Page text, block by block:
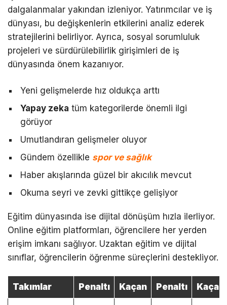
dalgalanmalar yakından izleniyor. Yatırımcılar ve iş
dünyası, bu değişkenlerin etkilerini analiz ederek
stratejilerini belirliyor. Ayrıca, sosyal sorumluluk
projeleri ve sürdürülebilirlik girişimleri de iş
dünyasında önem kazanıyor.
Yeni gelişmelerde hız oldukça arttı
Yapay zeka tüm kategorilerde önemli ilgi
görüyor
Umutlandıran gelişmeler oluyor
Gündem özellikle spor ve sağlık
Haber akışlarında güzel bir akıcılık mevcut
Okuma seyri ve zevki gittikçe gelişiyor
Eğitim dünyasında ise dijital dönüşüm hızla ilerliyor.
Online eğitim platformları, öğrencilere her yerden
erişim imkanı sağlıyor. Uzaktan eğitim ve dijital
sınıflar, öğrencilerin öğrenme süreçlerini destekliyor.
Takımlar Penaltı Kaçan Penaltı Kaçan